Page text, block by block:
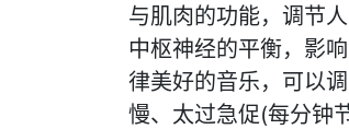
与肌肉的功能，调节
中枢神经的平衡，影
律美好的音乐，可以
慢、太过急促(每分钟